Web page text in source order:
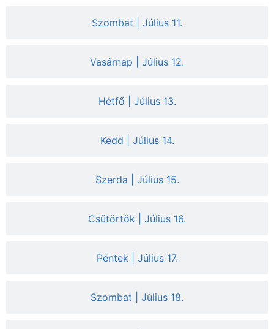
Szombat | Július 11.
Vasárnap | Július 12.
Hétfő | Július 13.
Kedd | Július 14.
Szerda | Július 15.
Csütörtök | Július 16.
Péntek | Július 17.
Szombat | Július 18.